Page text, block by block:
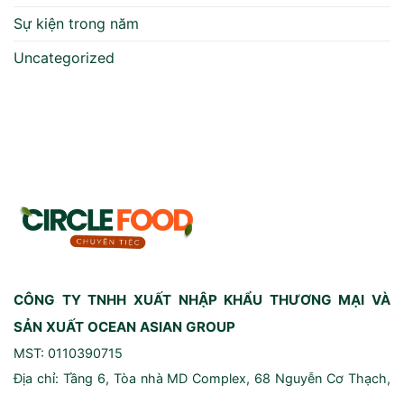
Sự kiện trong năm
Uncategorized
CÔNG TY TNHH XUẤT NHẬP KHẨU THƯƠNG MẠI VÀ
SẢN XUẤT OCEAN ASIAN GROUP
MST: 0110390715
Địa chỉ: Tầng 6, Tòa nhà MD Complex, 68 Nguyễn Cơ Thạch,